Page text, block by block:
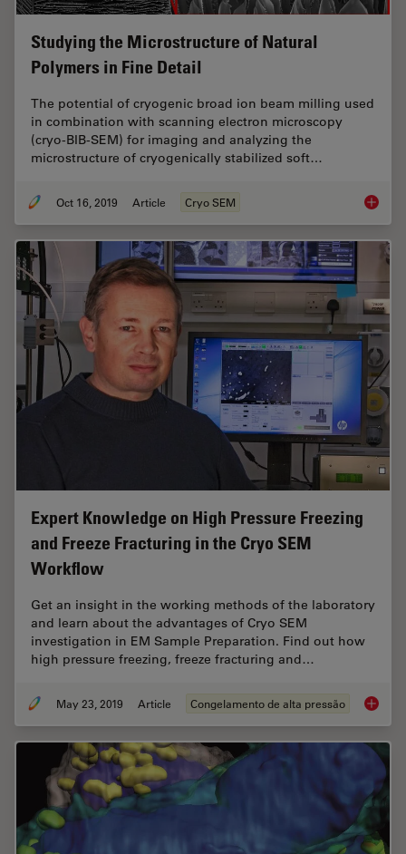
Studying the Microstructure of Natural
Polymers in Fine Detail
The potential of cryogenic broad ion beam milling used
in combination with scanning electron microscopy
(cryo-BIB-SEM) for imaging and analyzing the
microstructure of cryogenically stabilized soft…
Oct 16, 2019 Article Cryo SEM
Expert Knowledge on High Pressure Freezing
and Freeze Fracturing in the Cryo SEM
Workflow
Get an insight in the working methods of the laboratory
and learn about the advantages of Cryo SEM
investigation in EM Sample Preparation. Find out how
high pressure freezing, freeze fracturing and…
May 23, 2019 Article Congelamento de alta pressão Expert